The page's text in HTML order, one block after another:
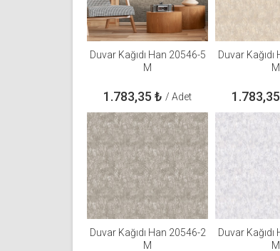
Duvar Kağıdı Han 20546-5
M
1.783,35 ₺ / Adet
Duvar
M
1.783,35
Duvar Kağıdı Han 20546-2
M
Duvar Kağıdı
M